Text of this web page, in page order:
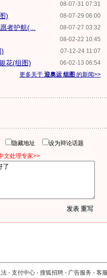
08-07-31 07:31
08-07-29 06:00
)
08-07-27 03:32
者护航(...
08-02-22 10:45
07-12-24 11:07
)
06-02-13 06:54
花(组图)
更多关于 迎奥运 组图 的新闻>>
隐藏地址
设为辩论话题
文处理专家>>
- 支付中心 - 搜狐招聘 - 广告服务 - 客